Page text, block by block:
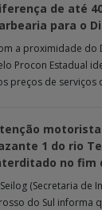
de até
para o
a proximidade do
Procon Estadual
preços de
1 do rio
no fim
(Secretaria de
do Sul informa